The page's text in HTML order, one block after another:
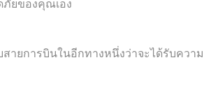
ยของคุณเอง
ายการบินในอีกทางหนึ่งว่าจะได้รับความ